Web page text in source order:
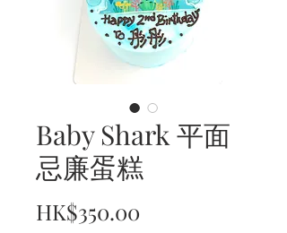
Baby Shark 平面
忌廉蛋糕
HK$350.00